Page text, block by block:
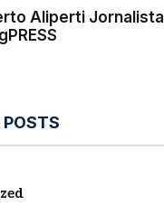
Aliperti Jornalista
POSTS